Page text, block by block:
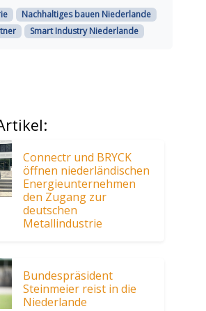
Nachhaltiges bauen Niederlande
Smart Industry Niederlande
Connectr und BRYCK
öffnen niederländischen
Energieunternehmen
den Zugang zur
deutschen
Metallindustrie
Bundespräsident
Steinmeier reist in die
Niederlande